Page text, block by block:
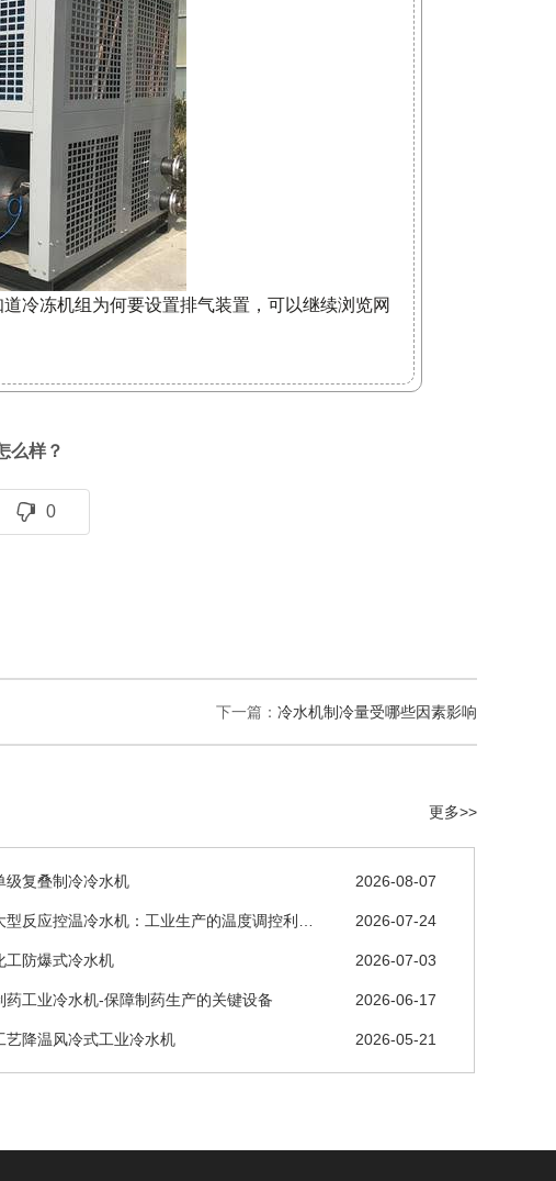
冷冻机组为何要设置排气装置，可以继续浏览网
么样？
0
下一篇： 冷水机制冷量受哪些因素影响
更多>>
2026-08-07
级复叠制冷冷水机
2026-07-24
型反应控温冷水机：工业生产的温度调控利…
2026-07-03
工防爆式冷水机
2026-06-17
药工业冷水机-保障制药生产的关键设备
2026-05-21
艺降温风冷式工业冷水机